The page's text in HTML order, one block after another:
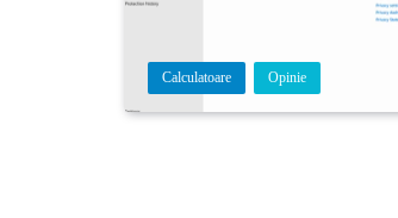
Calculatoare Opinie